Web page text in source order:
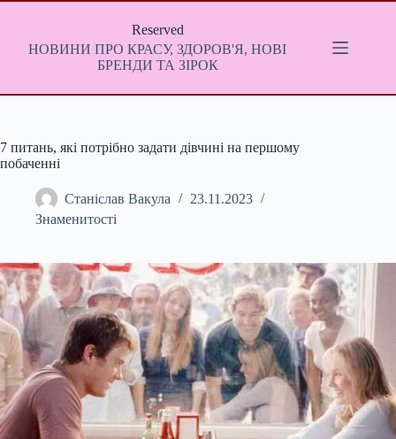
Перейти
Reserved
НОВИНИ ПРО КРАСУ, ЗДОРОВ'Я, НОВІ
БРЕНДИ ТА ЗІРОК
7 питань, які потрібно задати дівчині на першому
побаченні
Станіслав Вакула
23.11.2023
Знаменитості